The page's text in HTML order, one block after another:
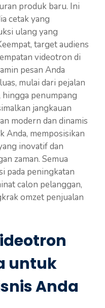
produk baru. Ini
cetak yang
ulang yang
target audiens
videotron di
pesan Anda
mulai dari pejalan
hingga penumpang
jangkauan
modern dan dinamis
Anda, memposisikan
inovatif dan
zaman. Semua
pada peningkatan
calon pelanggan,
omzet penjualan
untuk
Anda